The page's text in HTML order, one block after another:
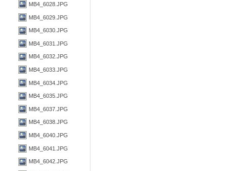
MB4_6028.JPG
MB4_6029.JPG
MB4_6030.JPG
MB4_6031.JPG
MB4_6032.JPG
MB4_6033.JPG
MB4_6034.JPG
MB4_6035.JPG
MB4_6037.JPG
MB4_6038.JPG
MB4_6040.JPG
MB4_6041.JPG
MB4_6042.JPG